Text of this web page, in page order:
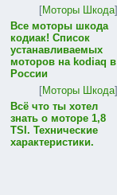
[Моторы Шкода]
Все моторы шкода
кодиак! Список
устанавливаемых
моторов на kodiaq в
России
[Моторы Шкода]
Всё что ты хотел
знать о моторе 1,8
TSI. Технические
характеристики.